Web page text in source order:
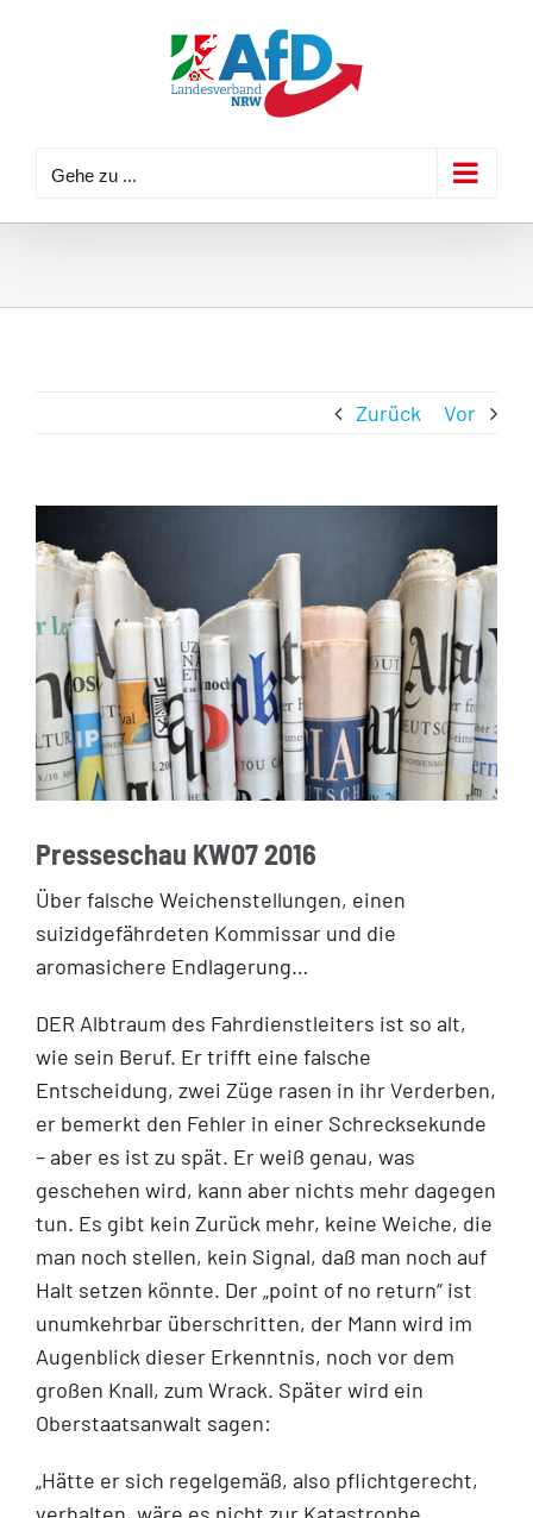
Gehe zu ...
Zurück Vor
Presseschau KW07 2016
Über falsche Weichenstellungen, einen
suizidgefährdeten Kommissar und die
aromasichere Endlagerung…
DER Alb­traum des Fahrdienstleiters ist so alt,
wie sein Beruf. Er trifft eine falsche
Entscheidung, zwei Züge rasen in ihr Verderben,
er bemerkt den Fehler in einer Schrecksekunde
– aber es ist zu spät. Er weiß genau, was
geschehen wird, kann aber nichts mehr dagegen
tun. Es gibt kein Zurück mehr, keine Weiche, die
man noch stellen, kein Signal, daß man noch auf
Halt setzen könnte. Der „point of no return“ ist
unumkehrbar überschritten, der Mann wird im
Augenblick dieser Erkenntnis, noch vor dem
großen Knall, zum Wrack. Später wird ein
Oberstaatsanwalt sagen:
„Hätte er sich regelgemäß, also pflichtgerecht,